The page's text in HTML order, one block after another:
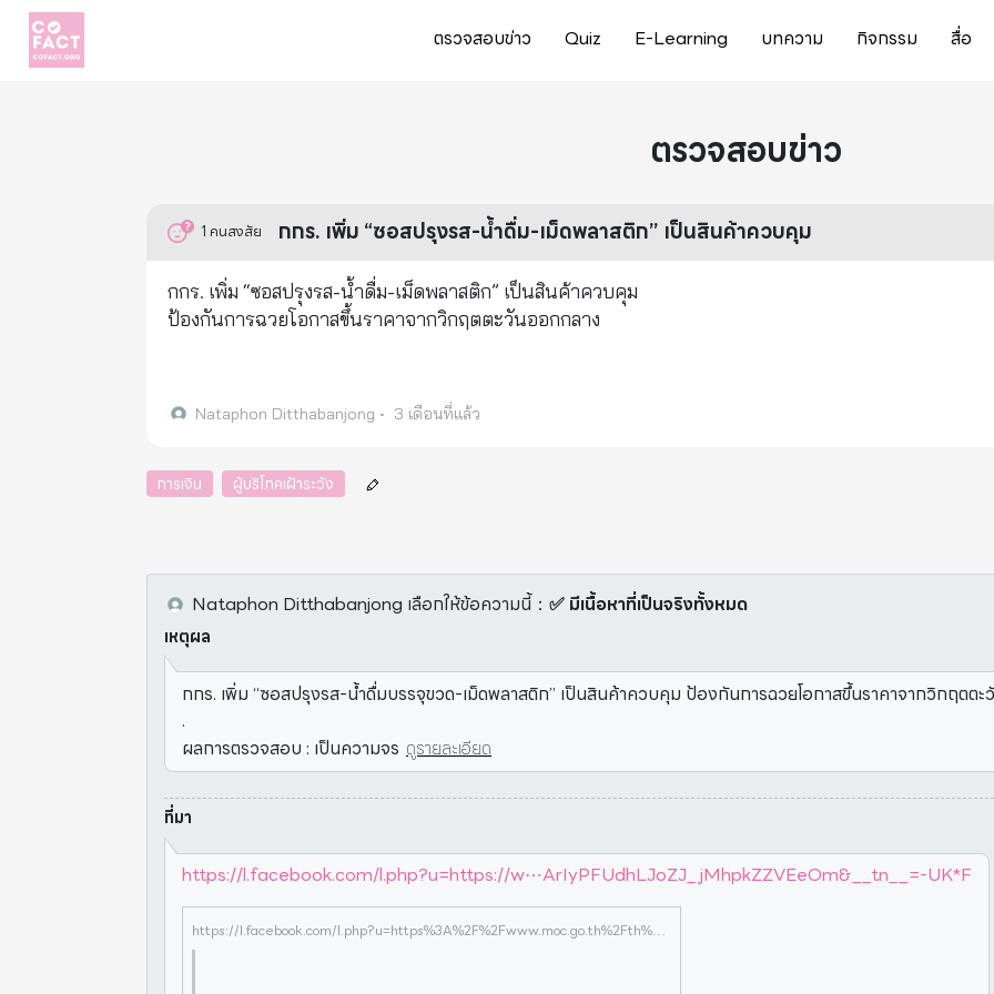
ตรวจสอบข่าว Quiz E-Learning บทความ กิจกรรม สื่อ
ตรวจสอบข่าว
1 คนสงสัย กกร. เพิ่ม “ซอสปรุงรส-น้ำดื่ม-เม็ดพลาสติก” เป็นสินค้าควบคุม
กกร. เพิ่ม “ซอสปรุงรส-น้ำดื่ม-เม็ดพลาสติก” เป็นสินค้าควบคุม
ป้องกันการฉวยโอกาสขึ้นราคาจากวิกฤตตะวันออกกลาง
Nataphon Ditthabanjong • 3 เดือนที่แล้ว
การเงิน ผู้บริโภคเฝ้าระวัง
Nataphon Ditthabanjong เลือกให้ข้อความนี้： ✅ มีเนื้อหาที่เป็นจริงทั้งหมด
เหตุผล
กกร. เพิ่ม “ซอสปรุงรส-น้ำดื่มบรรจุขวด-เม็ดพลาสติก” เป็นสินค้าควบคุม ป้องกันการฉวยโอกาสขึ้นราคาจากวิกฤตต
.
ผลการตรวจสอบ : เป็นความจร ดูรายละเอียด
ที่มา
https://l.facebook.com/l.php?u=https://w⋯ArIyPFUdhLJoZJ_jMhpkZZVEeOm&__tn__=-UK*F
https://l.facebook.com/l.php?u=https%3A%2F%2Fwww.moc.go.th%2Fth%2Fgallery%2Fcategory%2Fdetail%2Fid%2F5%2Fiid%2F1765%3Ffbclid%3DIwZXh0bgNhZW0CMTAAYnJpZBExbDhkb0k2ekdLcGRNYjhLcXNydGMGYXBwX2lkEDIyMjAzOTE3ODgyMDA4OTIAAR7XiWE4Yq-pwgmDJGmmWM15859EKtSXPvW3nma1iw_S4vHVeHayvIVSNT7mMQ_aem_7FfjdFrG11prkR118Vnhpg&h=AUDBFuqRB9CQHBKZSx2o_B6A5jCY6PUUBMV9RTmlmTBb-aRphl0umnT50ukTWj-w8eNzmZ2mi8l_9BLPOXK5jXcVXYhANa-dPNgqRwEEk_98i_OKV5jBHArIyPFUdhLJoZJ_jMhpkZZVEeOm&__tn__=-UK*F